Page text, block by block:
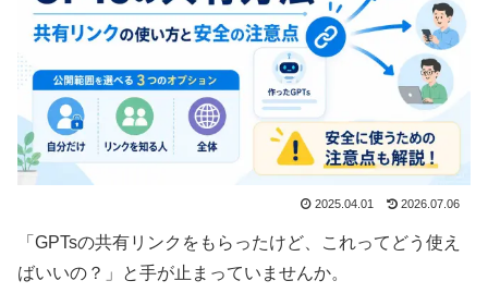
2025.04.01 2026.07.06
「GPTsの共有リンクをもらったけど、これってどう使え
ばいいの？」と手が止まっていませんか。